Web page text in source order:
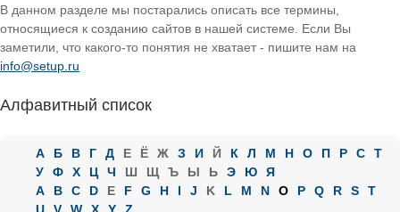
В данном разделе мы постарались описать все термины,
относящиеся к созданию сайтов в нашей системе. Если Вы
заметили, что какого-то понятия не хватает - пишите нам на
info@setup.ru
Алфавитный список
А Б В Г Д Е Ё Ж З И Й К Л М Н О П Р С
Т
У
Ф Х Ц Ч Ш Щ Ъ Ы Ь Э Ю
Я
A
B C D E F G H I J K L M N O P Q R S
T